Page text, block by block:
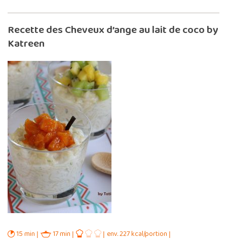
Recette des Cheveux d’ange au lait de coco by
Katreen
15 min 17 min
env. 227 kcal/portion